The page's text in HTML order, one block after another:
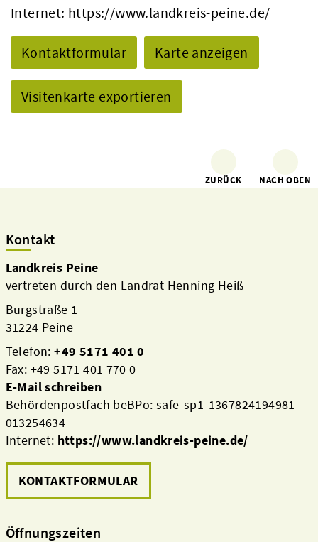
Internet: https://www.landkreis-peine.de/
Kontaktformular Karte anzeigen
Visitenkarte exportieren
ZURÜCK NACH OBEN
Kontakt
Landkreis Peine
vertreten durch den Landrat Henning Heiß
Burgstraße 1
31224 Peine
Telefon:+49 5171 401 0
Fax: +49 5171 401 770 0
E-Mail schreiben
Behördenpostfach beBPo: safe-sp1-1367824194981-
013254634
Internet: https://www.landkreis-peine.de/
KONTAKTFORMULAR
Öffnungszeiten